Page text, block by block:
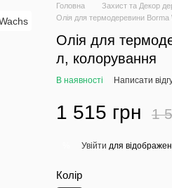
Головна Захист та Декор
Олія для термодеревини
Олія для
л, колорування
В наявності Написати
1 515 грн 1
Увійти для
Колір